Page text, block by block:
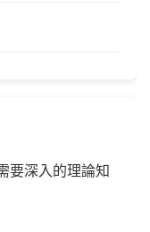
要深入的理論知